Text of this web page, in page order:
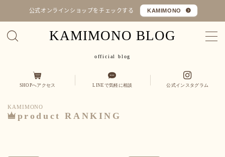
公式オンラインショップをチェックする KAMIMONO
KAMIMONO BLOG
official blog
MENU
Q&A
SHOPへアクセス LINEで気軽に相談 公式インスタグラム
KAMIMONO
product RANKING